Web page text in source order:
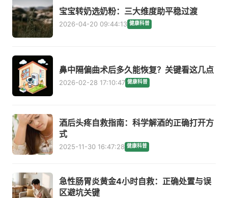
宝宝转奶选奶粉：三大维度助平稳过渡
2026-04-20 09:44:13 健康科普
鼻中隔偏曲术后多久能恢复？关键看这几点
2026-02-28 17:10:47 健康科普
酒后头疼自救指南：科学解酒的正确打开方
式
2025-11-30 16:47:28 健康科普
急性肠胃炎黄金4小时自救：正确处置与误
区避坑关键